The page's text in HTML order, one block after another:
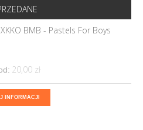
BMB - Pastels For Boys
20,00 ‎zł
INFORMACJI